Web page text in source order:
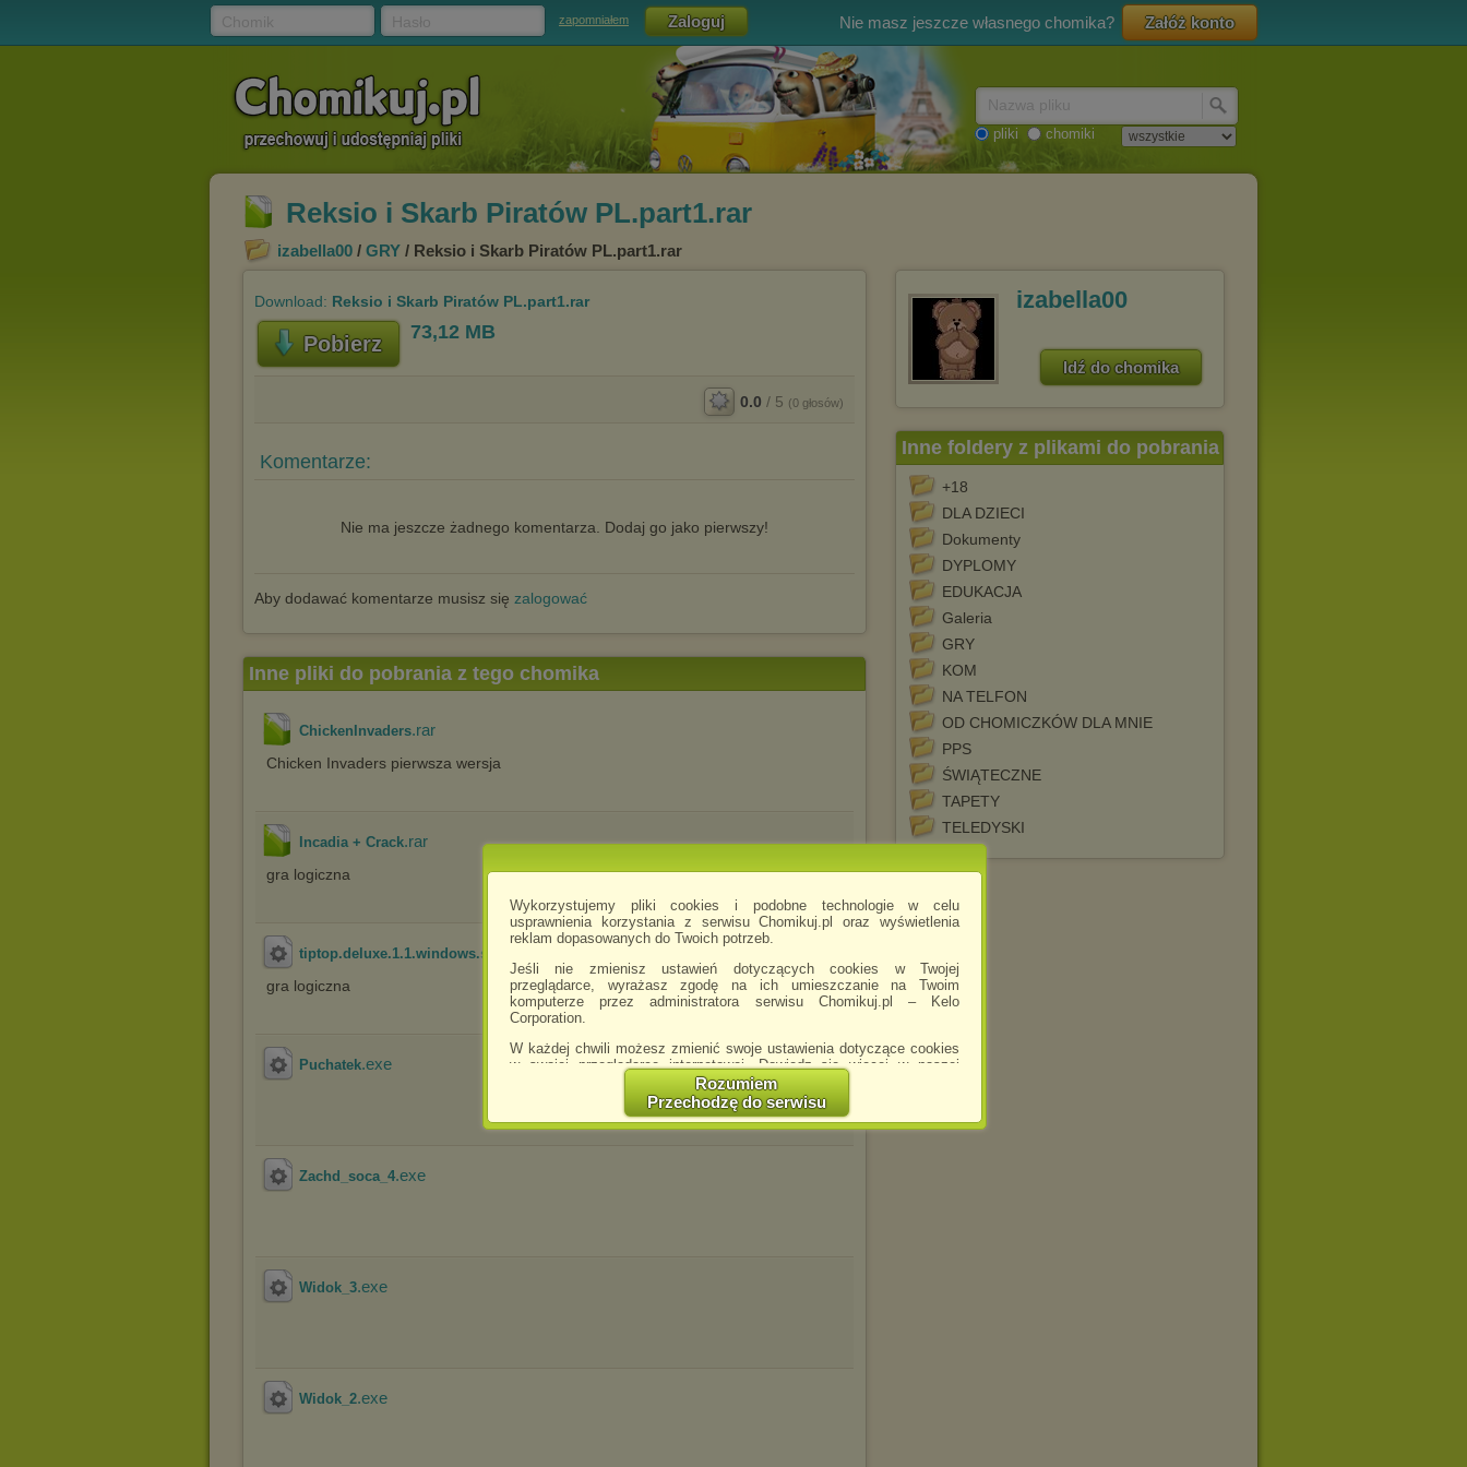
Wykorzystujemy pliki cookies i podobne technologie w celu
usprawnienia korzystania z serwisu Chomikuj.pl oraz wyświetlenia
reklam dopasowanych do Twoich potrzeb.
Jeśli nie zmienisz ustawień dotyczących cookies w Twojej
przeglądarce, wyrażasz zgodę na ich umieszczanie na Twoim
komputerze przez administratora serwisu Chomikuj.pl – Kelo
Corporation.
W każdej chwili możesz zmienić swoje ustawienia dotyczące cookies
w swojej przeglądarce internetowej. Dowiedz się więcej w naszej
http://chomikuj.pl/PolitykaPrywatnosci.aspx
Jednocześnie informujemy że zmiana ustawień przeglądarki może
spowodować ograniczenie korzystania ze strony Chomikuj.pl.
Rozumiem
Przechodzę do serwisu
zapomniałem Nie masz jeszcze własnego chomika? Załóż konto
pliki chomiki
Reksio i Skarb Piratów PL.part1.rar
izabella00 / GRY / Reksio i Skarb Piratów PL.part1.rar
Download: Reksio i Skarb Piratów PL.part1.rar
Pobierz 73,12 MB
0.0 / 5 (0 głosów)
Komentarze:
Nie ma jeszcze żadnego komentarza. Dodaj go jako pierwszy!
Aby dodawać komentarze musisz się zalogować
izabella00
Idź do chomika
Inne foldery z plikami do pobrania
+18
DLA DZIECI
Dokumenty
DYPLOMY
EDUKACJA
Galeria
GRY
KOM
NA TELFON
OD CHOMICZKÓW DLA MNIE
PPS
ŚWIĄTECZNE
TAPETY
TELEDYSKI
Inne pliki do pobrania z tego chomika
ChickenInvaders.rar
Chicken Invaders pierwsza wersja
Incadia + Crack.rar
gra logiczna
tiptop.deluxe.1.1.windows.setup
gra logiczna
Puchatek.exe
Zachd_soca_4.exe
Widok_3.exe
Widok_2.exe